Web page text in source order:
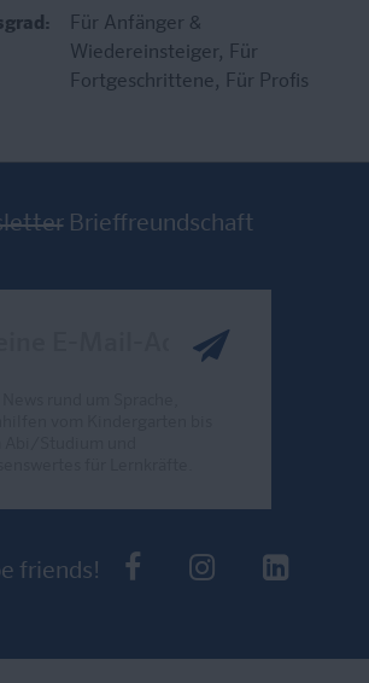
Für Anfänger &
Wiedereinsteiger, Für
Fortgeschrittene, Für Profis
Brieffreundschaft
friends! PONS beiPONS bei